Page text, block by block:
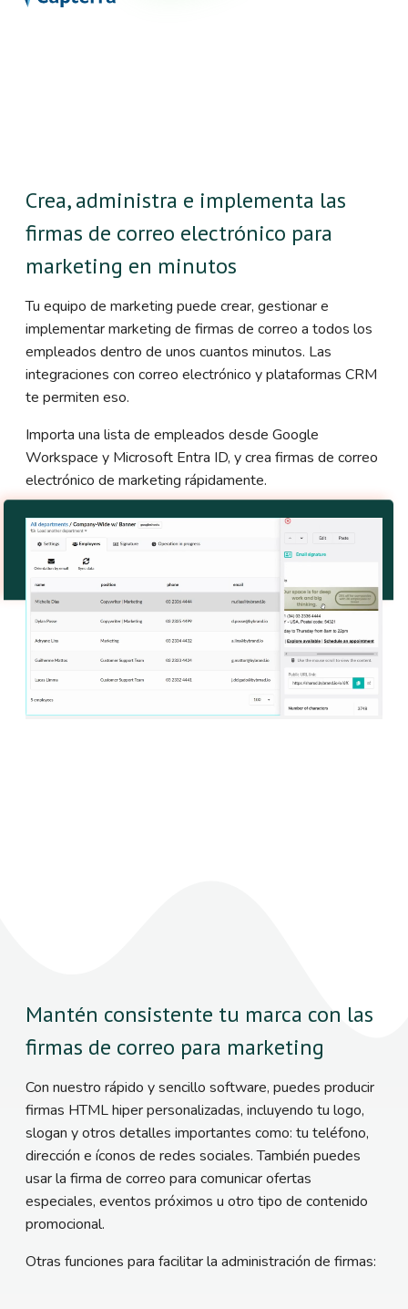
Crea, administra e implementa las
firmas de correo electrónico para
marketing en minutos
Tu equipo de marketing puede crear, gestionar e
implementar marketing de firmas de correo a todos los
empleados dentro de unos cuantos minutos. Las
integraciones con correo electrónico y plataformas CRM
te permiten eso.
Importa una lista de empleados desde Google
Workspace y Microsoft Entra ID, y crea firmas de correo
electrónico de marketing rápidamente.
Mantén consistente tu marca con las
firmas de correo para marketing
Con nuestro rápido y sencillo software, puedes producir
firmas HTML hiper personalizadas, incluyendo tu logo,
slogan y otros detalles importantes como: tu teléfono,
dirección e íconos de redes sociales. También puedes
usar la firma de correo para comunicar ofertas
especiales, eventos próximos u otro tipo de contenido
promocional.
Otras funciones para facilitar la administración de firmas: